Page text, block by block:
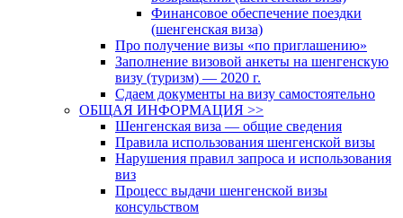
Финансовое обеспечение поездки
(шенгенская виза)
Про получение визы «по приглашению»
Заполнение визовой анкеты на шенгенскую
визу (туризм) — 2020 г.
Сдаем документы на визу самостоятельно
ОБЩАЯ ИНФОРМАЦИЯ >>
Шенгенская виза — общие сведения
Правила использования шенгенской визы
Нарушения правил запроса и использования
виз
Процесс выдачи шенгенской визы
консульством